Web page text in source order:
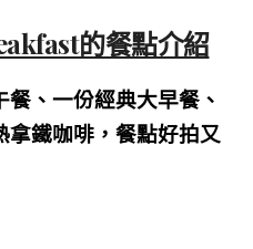
的餐點介紹
、一份經典大早餐、
拿鐵咖啡，餐點好拍又